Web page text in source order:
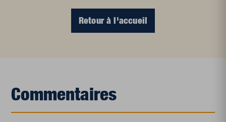
Retour à l'accueil
Commentaires